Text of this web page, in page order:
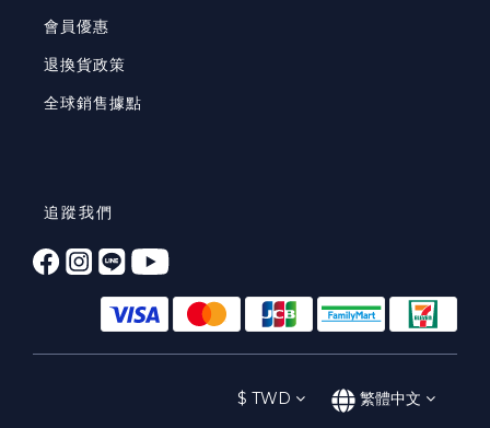
會員優惠
退換貨政策
全球銷售據點
追蹤我們
$ TWD 繁體中文